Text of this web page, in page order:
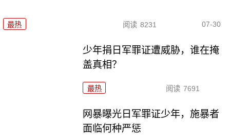
最热 阅读 8231 07-30
少年捐日军罪证遭威胁，谁在掩
盖真相？
最热 阅读 7691
网暴曝光日军罪证少年，施暴者
面临何种严惩